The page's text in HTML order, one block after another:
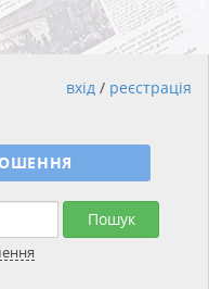
Пошук
вхід / реєстрація